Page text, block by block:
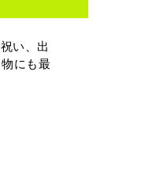
い、出
にも最